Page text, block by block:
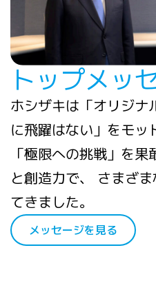
トップメッ
ホシザキは「オリジナ
に飛躍はない」をモッ
「極限への挑戦」を
と創造力で、 さまざ
てきました。
メッセージを見る